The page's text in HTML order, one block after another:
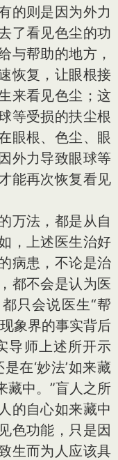
的则是因为外力
了看见色尘的功
与帮助的地方，
恢复，让眼根接
来看见色尘；这
等受损的扶尘根
眼根、色尘、眼
外力导致眼球等
能再次恢复看见
万法，都是从自
，上述医生治好
病患，不论是治
都不会是认为医
只会说医生“帮
象界的事实背后
导师上述所开示
在‘妙法’如来藏
藏中。”盲人之所
的自心如来藏中
色功能，只是因
生而为人应该具